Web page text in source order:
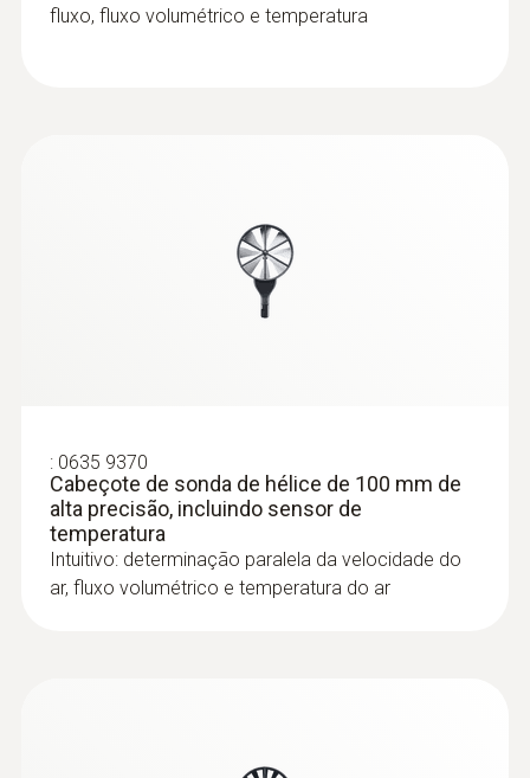
: 0636 9770
Cabeça de sonda de alta precisão para
temperatura / umidade
fluxo, fluxo volumétrico e temperatura
: 0635 9370
Cabeçote de sonda de hélice de 100 mm de
alta precisão, incluindo sensor de
temperatura
Intuitivo: determinação paralela da velocidade do
ar, fluxo volumétrico e temperatura do ar